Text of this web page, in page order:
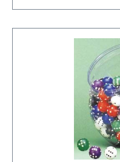
Würfel
12flächige Würfel 1
bis 20 Video zu